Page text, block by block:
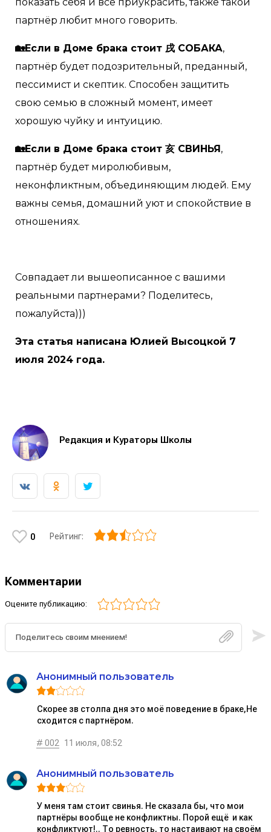
партнёр любит много говорить.
🏡Если в Доме брака стоит 戌 СОБАКА,
партнёр будет подозрительный, преданный,
пессимист и скептик. Способен защитить
свою семью в сложный момент, имеет
хорошую чуйку и интуицию.
🏡Если в Доме брака стоит 亥 СВИНЬЯ,
партнёр будет миролюбивым,
неконфликтным, объединяющим людей. Ему
важны семья, домашний уют и спокойствие в
отношениях.
Совпадает ли вышеописанное с вашими
реальными партнерами? Поделитесь,
пожалуйста)))
Эта статья написана Юлией Высоцкой 7
июля 2024 года.
Редакция и Кураторы Школы
0 Рейтинг:
Комментарии
Оцените публикацию:
Анонимный пользователь
Скорее зв столпа дня это моё поведение в браке,Не
сходится с партнёром.
# 002 11 июля, 08:52
Анонимный пользователь
У меня там стоит свинья. Не сказала бы, что мои
партнёры вообще не конфликтны. Порой ещё и как
конфликтуют!.. То ревность, то настаивают на своём